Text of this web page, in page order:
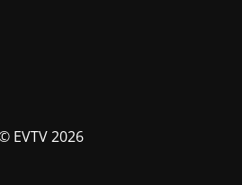
EVTV 2026